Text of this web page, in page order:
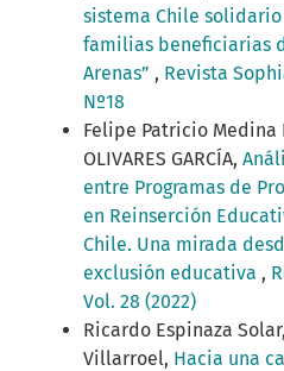
sistema Chile
familias beneficiarias
Arenas” , Revista
Nº18
Felipe Patricio Medina
OLIVARES GARCÍA,
entre Programas de
en Reinserción
Chile. Una mirada
exclusión educativa ,
Vol. 28 (2022)
Ricardo Espinaza
Villarroel, Hacia una